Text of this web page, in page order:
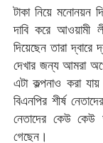
টাকা নিয়ে মনোনয়ন
দাবি করে আওয়ামী
দিয়েছেন তারা
দেখার জন্য আমরা
এটা কল্পনাও করা
বিএনপির শীর্ষ
নেতাদের কেউ কেউ
গেছেন।